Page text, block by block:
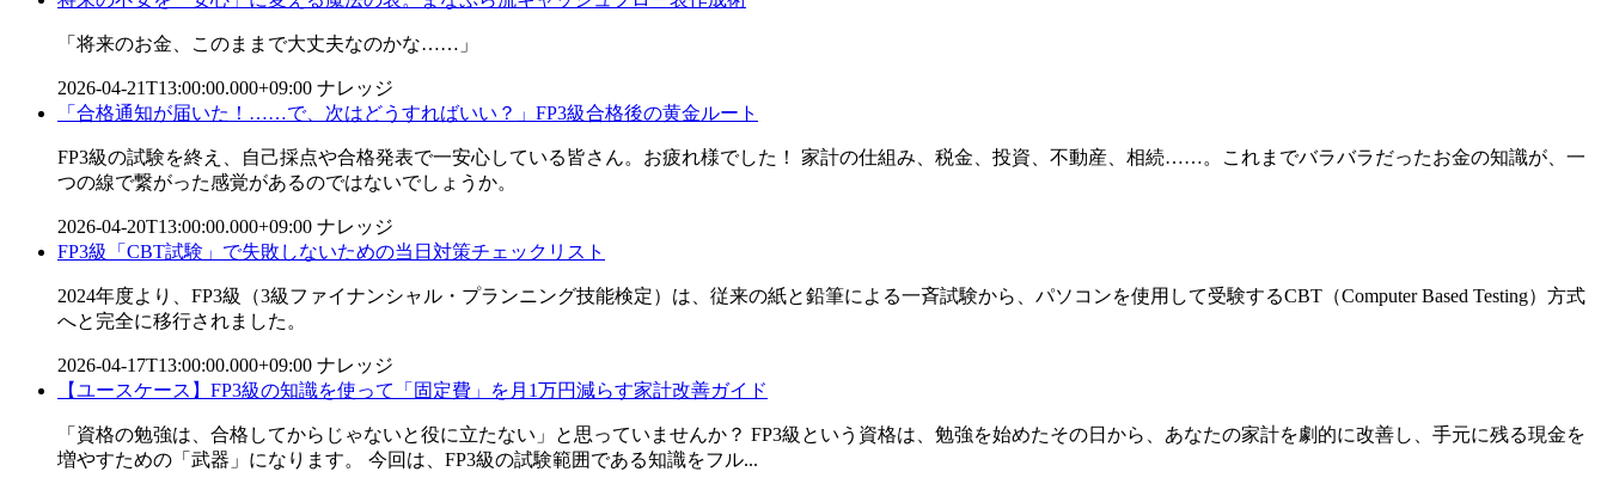
「将来のお金、このままで大丈夫なのかな……」
2026-04-21T13:00:00.000+09:00 ナレッジ
「合格通知が届いた！……で、次はどうすればいい？」FP3級合格後の黄金ルート
FP3級の試験を終え、自己採点や合格発表で一安心している皆さん。お疲れ様でした！ 家計の仕組み、税金、投資、不動産、相続……。これまでバラバラだったお金の知識が、一
つの線で繋がった感覚があるのではないでしょうか。
2026-04-20T13:00:00.000+09:00 ナレッジ
FP3級「CBT試験」で失敗しないための当日対策チェックリスト
2024年度より、FP3級（3級ファイナンシャル・プランニング技能検定）は、従来の紙と鉛筆による一斉試験から、パソコンを使用して受験するCBT（Computer Based Testing）方式
へと完全に移行されました。
2026-04-17T13:00:00.000+09:00 ナレッジ
【ユースケース】FP3級の知識を使って「固定費」を月1万円減らす家計改善ガイド
「資格の勉強は、合格してからじゃないと役に立たない」と思っていませんか？ FP3級という資格は、勉強を始めたその日から、あなたの家計を劇的に改善し、手元に残る現金を
増やすための「武器」になります。 今回は、FP3級の試験範囲である知識をフル...